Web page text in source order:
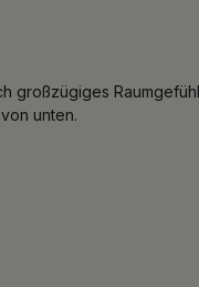
großzügiges
unten.